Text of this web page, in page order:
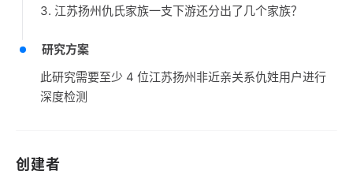
3. 江苏扬州仇氏家族一支下游还分出了几个家族？
研究方案
此研究需要至少 4 位江苏扬州非近亲关系仇姓用户进行
深度检测
创建者